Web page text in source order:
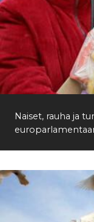
Lahjoita
Naiset, rauha ja